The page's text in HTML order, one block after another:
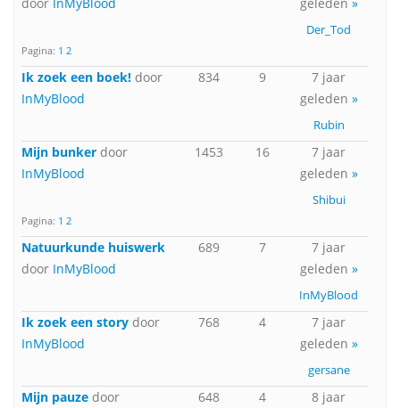
Pagina: 1 2
Der_Tod
Ik zoek een boek! door
InMyBlood
834 9
7 jaar
geleden »
Rubin
Mijn bunker door
InMyBlood
Pagina: 1 2
1453 16
7 jaar
geleden »
Shibui
Natuurkunde huiswerk
door InMyBlood
689 7
7 jaar
geleden »
InMyBlood
Ik zoek een story door
InMyBlood
768 4
7 jaar
geleden »
gersane
Mijn pauze door
648 4
8 jaar